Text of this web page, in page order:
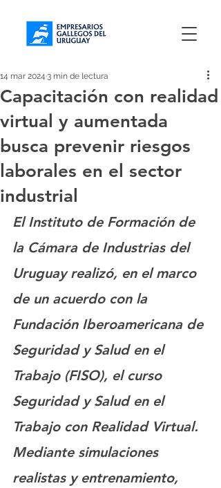
Capacitación con realidad
virtual y aumentada
busca prevenir riesgos
laborales en el sector
industrial
14 mar 2024 3 min de lectura
El Instituto de Formación de
la Cámara de Industrias del
Uruguay realizó, en el marco
de un acuerdo con la
Fundación Iberoamericana de
Seguridad y Salud en el
Trabajo (FISO), el curso
Seguridad y Salud en el
Trabajo con Realidad Virtual.
Mediante simulaciones
realistas y entrenamiento,